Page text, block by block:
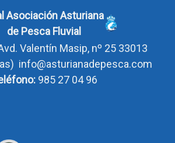
Asociación Asturiana
de Pesca Fluvial
Valentín Masip, nº 25 33013
info@asturianadepesca.com
985 27 04 96